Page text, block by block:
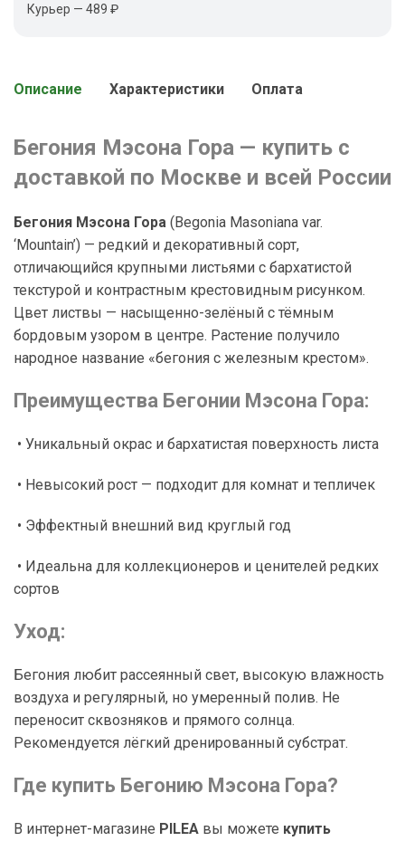
Курьер — 489 ₽
Описание Характеристики Оплата
Бегония Мэсона Гора — купить с
доставкой по Москве и всей России
Бегония Мэсона Гора (Begonia Masoniana var.
‘Mountain’) — редкий и декоративный сорт,
отличающийся крупными листьями с бархатистой
текстурой и контрастным крестовидным рисунком.
Цвет листвы — насыщенно-зелёный с тёмным
бордовым узором в центре. Растение получило
народное название «бегония с железным крестом».
Преимущества Бегонии Мэсона Гора:
• Уникальный окрас и бархатистая поверхность листа
• Невысокий рост — подходит для комнат и тепличек
• Эффектный внешний вид круглый год
• Идеальна для коллекционеров и ценителей редких
сортов
Уход:
Бегония любит рассеянный свет, высокую влажность
воздуха и регулярный, но умеренный полив. Не
переносит сквозняков и прямого солнца.
Рекомендуется лёгкий дренированный субстрат.
Где купить Бегонию Мэсона Гора?
В интернет-магазине PILEA вы можете купить